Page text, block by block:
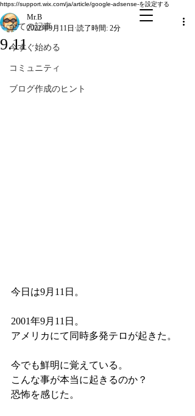
https://support.wix.com/ja/article/google-adsense-を設定する
全ての記事
今すぐ始める
コミュニティ
ブログ作成のヒント
9.11
Mr.B
2022年9月11日 読了時間: 2分
今日は9月11日。
2001年9月11日。
アメリカにて同時多発テロが起きた。
今でも鮮明に覚えている。
こんな事が本当に起きるのか？
恐怖を感じた。